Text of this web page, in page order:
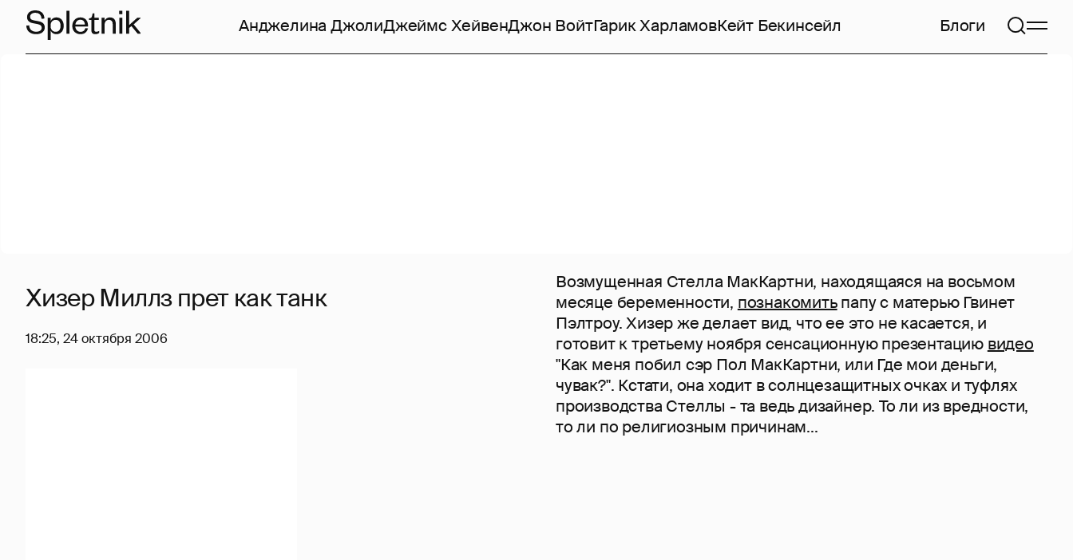
Анджелина ДжолиДжеймс ХейвенДжон ВойтГарик ХарламовКейт Бекинсейл Блоги
Возмущенная Стелла МакКартни, находящаяся на восьмом
месяце беременности, познакомитьпапу с матерью Гвинет
Пэлтроу. Хизер же делает вид, что ее это не касается, и
готовит к третьему ноября сенсационную презентацию видео
"Как меня побил сэр Пол МакКартни, или Где мои деньги,
чувак?". Кстати, она ходит в солнцезащитных очках и туфлях
производства Стеллы - та ведь дизайнер. То ли из вредности,
то ли по религиозным причинам...
Хизер Миллз прет как танк
18:25, 24 октября 2006